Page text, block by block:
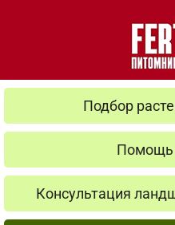
Подбор
Помощь
Консультация